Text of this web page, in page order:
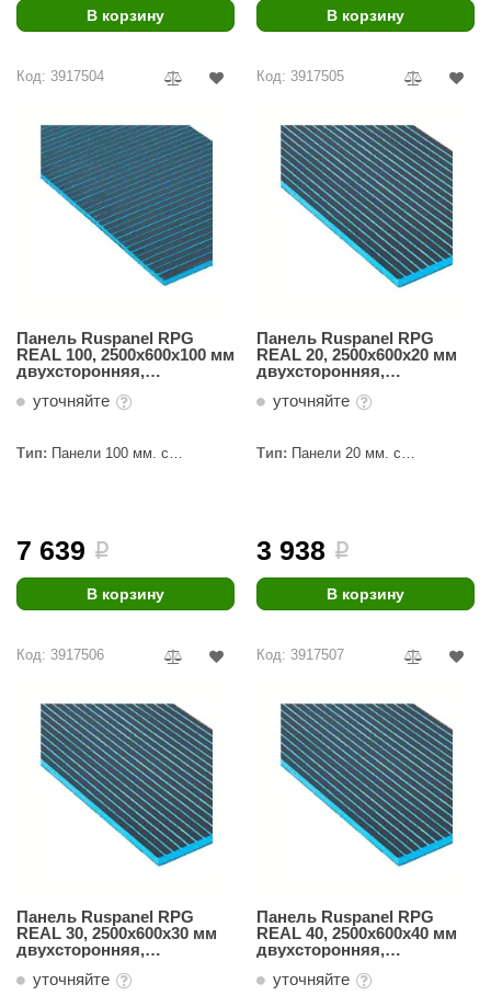
В корзину В корзину
Код: 3917504
Панель Ruspanel RPG
REAL 100, 2500х600х100 мм
двухсторонняя,
уточняйте
Тип: Панели 100 мм. с
7 639 i
В корзину
Код: 3917505
Панель Ruspanel RPG
REAL 20, 2500х600х20 мм
двухсторонняя,
уточняйте
Тип: Панели 20 мм. с
3 938 i
В корзину
Код: 3917506
Панель Ruspanel RPG
REAL 30, 2500х600х30 мм
двухсторонняя,
уточняйте
Код: 3917507
Панель Ruspanel RPG
REAL 40, 2500х600х40 мм
двухсторонняя,
уточняйте